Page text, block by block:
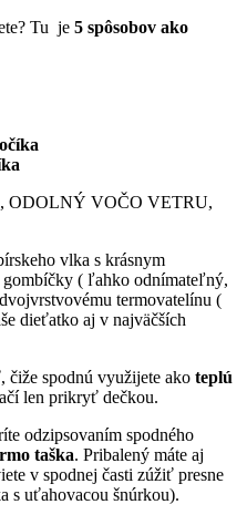
Tu je 5 spôsobov ako
ODOLNÝ VOČO VETRU,
vlka s krásnym
gombíčky ( ľahko odnímateľný,
termovatelínu (
dieťatko aj v najväčších
čiže spodnú využijete ako teplú
len prikryť dečkou.
odzipsovaním spodného
taška. Pribalený máte aj
v spodnej časti zúžiť presne
s uťahovacou šnúrkou).